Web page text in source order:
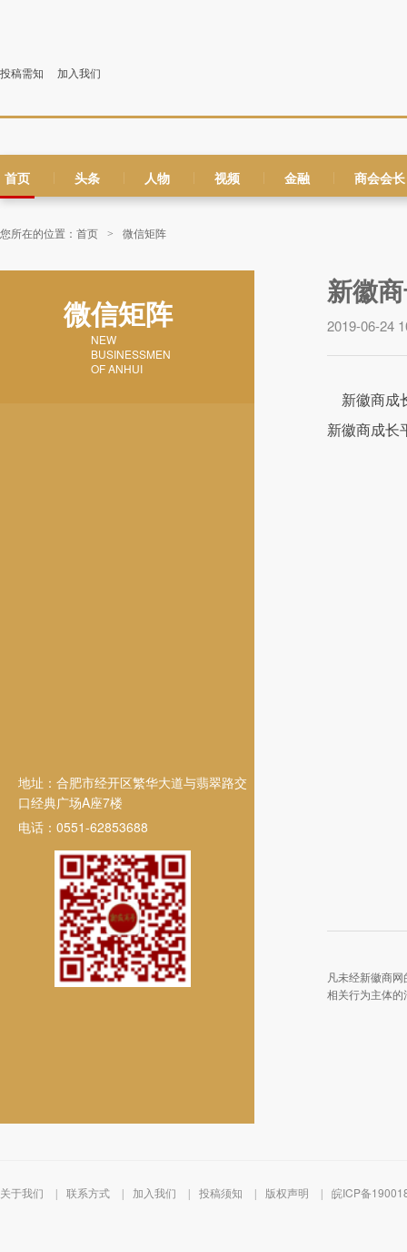
投稿需知 加入我们
首页 头条 人物 视频 金融 商会会长
您所在的位置： 首页 > 微信矩阵
微信矩阵
NEW
BUSINESSMEN
OF ANHUI
地址：合肥市经开区繁华大道与翡翠路交
口经典广场A座7楼
电话：0551-62853688
新徽
2019-06-24
新徽商成
新徽商成长
凡未经新徽商
相关行为主体的
关于我们 联系方式 加入我们 投稿须知 版权声明 皖ICP备